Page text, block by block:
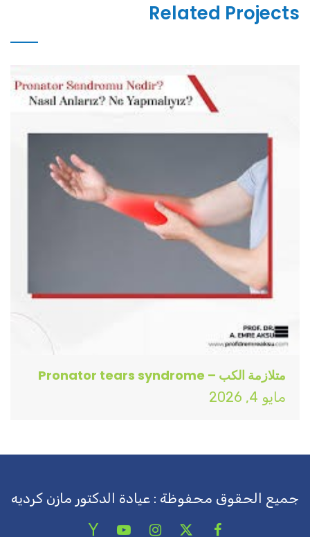
Related Projects
متلازمة الكب – Pronator tears syndrome
مايو 4, 2026
جميع الحقوق محفوظة : عيادة الدكتور مازن كرديه